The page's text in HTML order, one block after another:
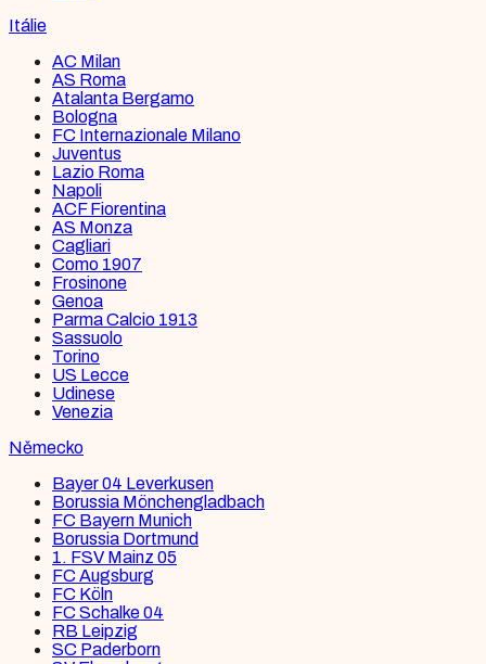
Itálie
AC Milan
AS Roma
Atalanta Bergamo
Bologna
FC Internazionale Milano
Juventus
Lazio Roma
Napoli
ACF Fiorentina
AS Monza
Cagliari
Como 1907
Frosinone
Genoa
Parma Calcio 1913
Sassuolo
Torino
US Lecce
Udinese
Venezia
Německo
Bayer 04 Leverkusen
Borussia Mönchengladbach
FC Bayern Munich
Borussia Dortmund
1. FSV Mainz 05
FC Augsburg
FC Köln
FC Schalke 04
RB Leipzig
SC Paderborn